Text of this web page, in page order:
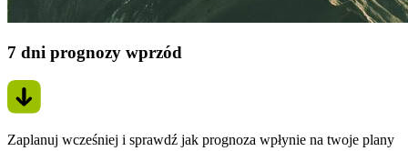
7 dni prognozy wprzód
Zaplanuj wcześniej i sprawdź jak prognoza wpłynie na twoje plany